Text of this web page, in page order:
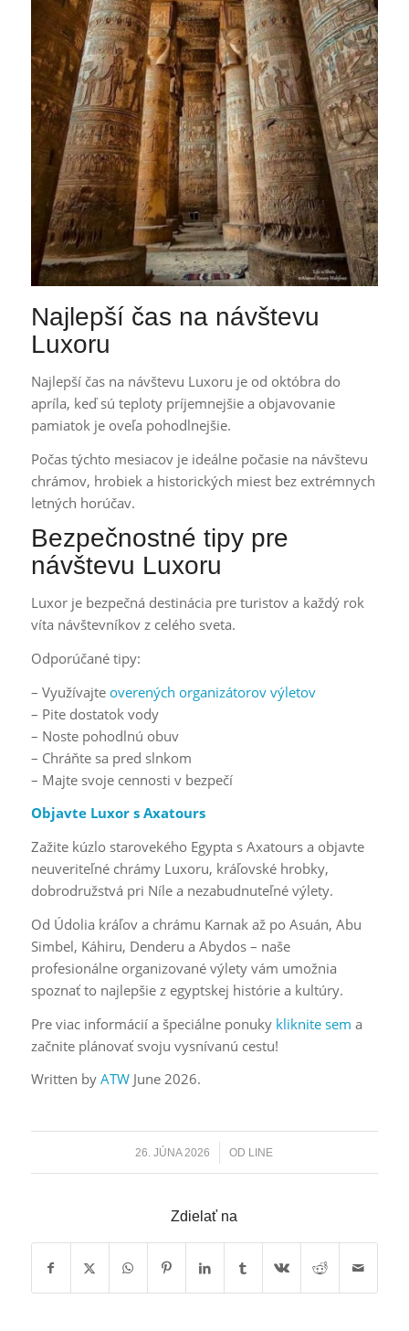
Najlepší čas na návštevu
Luxoru
Najlepší čas na návštevu Luxoru je od októbra do
apríla, keď sú teploty príjemnejšie a objavovanie
pamiatok je oveľa pohodlnejšie.
Počas týchto mesiacov je ideálne počasie na návštevu
chrámov, hrobiek a historických miest bez extrémnych
letných horúčav.
Bezpečnostné tipy pre
návštevu Luxoru
Luxor je bezpečná destinácia pre turistov a každý rok
víta návštevníkov z celého sveta.
Odporúčané tipy:
– Využívajte overených organizátorov výletov
– Pite dostatok vody
– Noste pohodlnú obuv
– Chráňte sa pred slnkom
– Majte svoje cennosti v bezpečí
Objavte Luxor s Axatours
Zažite kúzlo starovekého Egypta s Axatours a objavte
neuveriteľné chrámy Luxoru, kráľovské hrobky,
dobrodružstvá pri Níle a nezabudnuteľné výlety.
Od Údolia kráľov a chrámu Karnak až po Asuán, Abu
Simbel, Káhiru, Denderu a Abydos – naše
profesionálne organizované výlety vám umožnia
spoznať to najlepšie z egyptskej histórie a kultúry.
Pre viac informácií a špeciálne ponuky kliknite sem a
začnite plánovať svoju vysnívanú cestu!
Written by ATWJune 2026.
26. JÚNA 2026
/ OD LINE
Zdielať na